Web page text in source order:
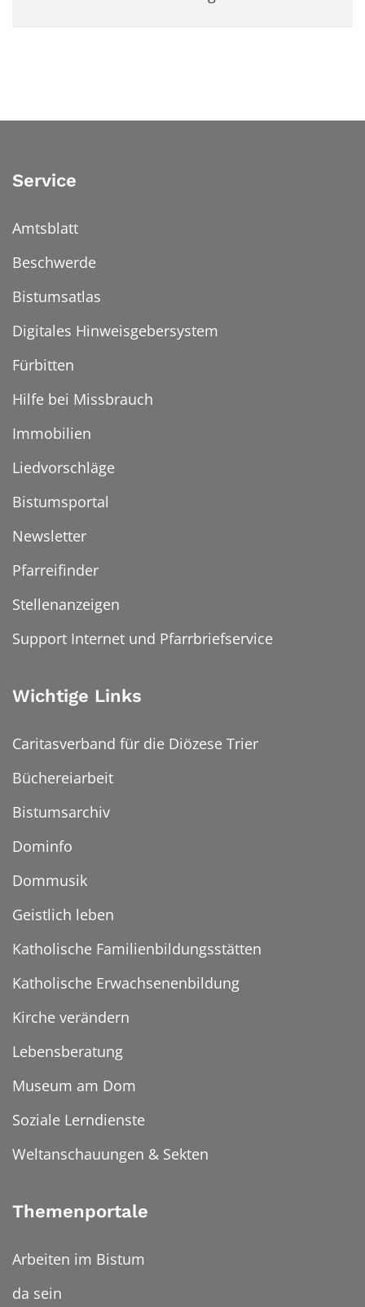
Service
Amtsblatt
Beschwerde
Bistumsatlas
Digitales Hinweisgebersystem
Fürbitten
Hilfe bei Missbrauch
Immobilien
Liedvorschläge
Bistumsportal
Newsletter
Pfarreifinder
Stellenanzeigen
Support Internet und Pfarrbriefservice
Wichtige Links
Caritasverband für die Diözese Trier
Büchereiarbeit
Bistumsarchiv
Dominfo
Dommusik
Geistlich leben
Katholische Familienbildungsstätten
Katholische Erwachsenenbildung
Kirche verändern
Lebensberatung
Museum am Dom
Soziale Lerndienste
Weltanschauungen & Sekten
Themenportale
Arbeiten im Bistum
da sein